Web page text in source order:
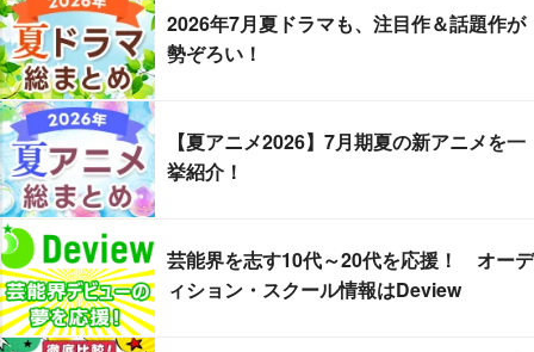
2026年7月夏ドラマも、注目作＆話題作が
勢ぞろい！
【夏アニメ2026】7月期夏の新アニメを一
挙紹介！
芸能界を志す10代～20代を応援！ オーデ
ィション・スクール情報はDeview